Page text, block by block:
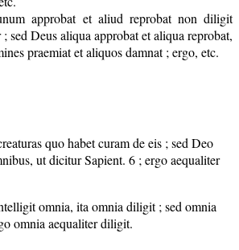
approbat et aliud reprobat non diligit
sed Deus aliqua approbat et aliqua reprobat,
praemiat et aliquos damnat ; ergo, etc.
quo habet curam de eis ; sed Deo
ut dicitur Sapient. 6 ; ergo aequaliter
omnia, ita omnia diligit ; sed omnia
omnia aequaliter diligit.